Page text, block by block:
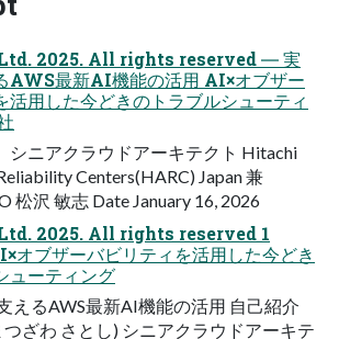
2025. All rights reserved ― 実
AWS最新AI機能の活用 AI×オブザー
活用した今どきのトラブルシューティ
シニアクラウドアーキテクト Hitachi
Centers(HARC) Japan 兼
松沢 敏志 Date January 16, 2026
2025. All rights reserved 1
ブザーバビリティを活用した今どき
ューティング
えるAWS最新AI機能の活用 自己紹介
つざわ さとし) シニアクラウドアーキテ